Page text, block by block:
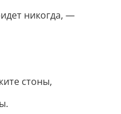
никогда, —
стоны,